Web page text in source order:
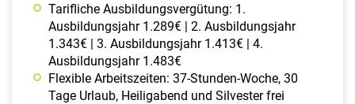
Tarifliche Ausbildungsvergütung: 1.
Ausbildungsjahr 1.289€ | 2. Ausbildungsjahr
1.343€ | 3. Ausbildungsjahr 1.413€ | 4.
Ausbildungsjahr 1.483€
Flexible Arbeitszeiten: 37-Stunden-Woche, 30
Tage Urlaub, Heiligabend und Silvester frei